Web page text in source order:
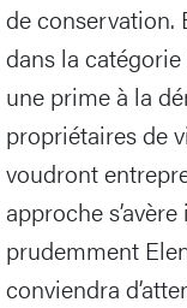
de conservation.
dans la
une prime à la
propriétaires de
voudront
approche
prudemment
conviendra